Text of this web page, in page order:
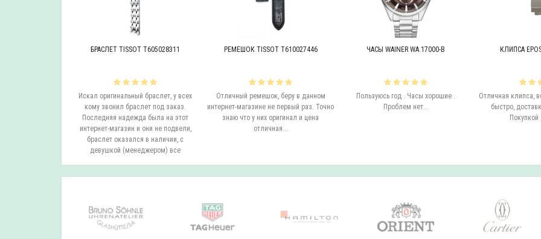
БРАСЛЕТ TISSOT T605028311
Искал оригинальный браслет, у всех
кому звонил браслет под заказ.
Последняя надежда была на этот
интернет-магазин и они не подвели,
браслет оказался в наличии, с
девушкой (менеджером) все
РЕМЕШОК TISSOT T610027446
Отличный ремешок, беру в данном
интернет-магазине не первый раз. Точно
знаю что у них оригинал и цена
отличная...
ЧАСЫ WAINER WA.17000-B
Пользуюсь год . Часы хорошие .
Проблем нет...
КЛИПСА
Отличная клипса,
быстро,